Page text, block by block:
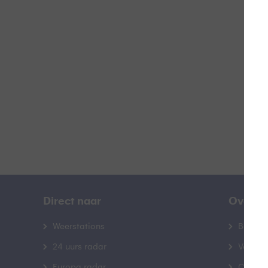
Direct naar
Weerstations
24 uurs radar
Over